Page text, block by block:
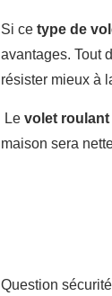
Si ce type de
avantages. Tout
résister mieux à
Le volet roulant
maison sera
Question